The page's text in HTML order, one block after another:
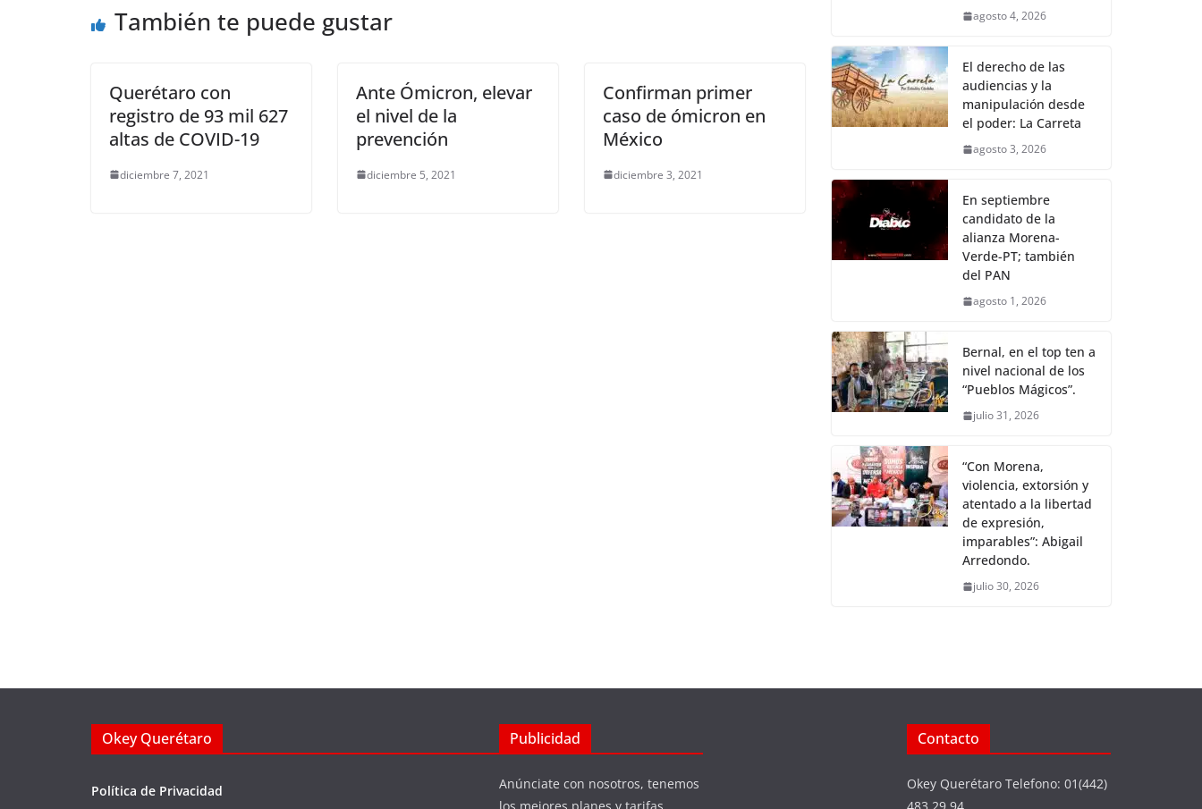
o p k
También te puede gustar
Querétaro con
registro de 93 mil 627
altas de COVID-19
diciembre 7, 2021
Ante Ómicron, elevar
el nivel de la
prevención
diciembre 5, 2021
Confirman primer
caso de ómicron en
México
diciembre 3, 2021
agosto 4, 2026
El derecho de las
audiencias y la
manipulación desde
el poder: La Carreta
agosto 3, 2026
En septiembre
candidato de la
alianza Morena-
Verde-PT; también
del PAN
agosto 1, 2026
Bernal, en el top ten a
nivel nacional de los
“Pueblos Mágicos”.
julio 31, 2026
“Con Morena,
violencia, extorsión y
atentado a la libertad
de expresión,
imparables”: Abigail
Arredondo.
julio 30, 2026
Okey Querétaro
Política de Privacidad
Publicidad
Anúnciate con nosotros, tenemos
Contacto
Okey Querétaro Telefono: 01(442)